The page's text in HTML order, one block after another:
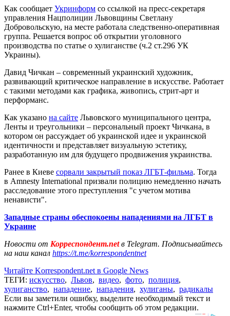
Как сообщает Укринформ со ссылкой на пресс-секретаря
управления Нацполиции Львовщины Светлану
Добровольскую, на месте работала следственно-оперативная
группа. Решается вопрос об открытии уголовного
производства по статье о хулиганстве (ч.2 ст.296 УК
Украины).
Давид Чичкан – современный украинский художник,
развивающий критическое направление в искусстве. Работает
с такими методами как графика, живопись, стрит-арт и
перформанс.
Как указано на сайте Львовского муниципального центра,
Ленты и треугольники – персональный проект Чичкана, в
котором он рассуждает об украинской идее и украинской
идентичности и представляет визуальную эстетику,
разработанную им для будущего продвижения украинства.
Ранее в Киеве сорвали закрытый показ ЛГБТ-фильма. Тогда
в Amnesty International призвали полицию немедленно начать
расследование этого преступления "с учетом мотива
ненависти".
Западные страны обеспокоены нападениями на ЛГБТ в
Украине
Новости от Корреспондент.netв Telegram. Подписывайтесь
на наш канал https://t.me/korrespondentnet
Читайте Korrespondent.net в Google News
ТЕГИ: искусство, Львов, видео, фото, полиция,
хулиганство, нападение, нападения, хулиганы, радикалы
Если вы заметили ошибку, выделите необходимый текст и
нажмите Ctrl+Enter, чтобы сообщить об этом редакции.